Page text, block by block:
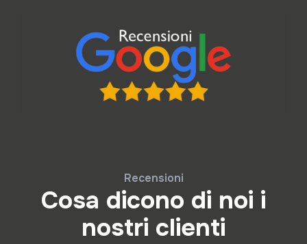
Recensioni
Cosa dicono di noi i
nostri clienti